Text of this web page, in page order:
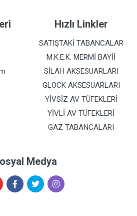
Hızlı Linkler
SATIŞTAKİ TABANCALAR
M.K.E.K. MERMİ BAYİİ
SİLAH AKSESUARLARI
GLOCK AKSESUARLARI
YİVSİZ AV TÜFEKLERİ
YİVLİ AV TÜFEKLERİ
GAZ TABANCALARI
Medya